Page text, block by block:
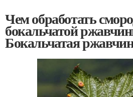
Чем обработать
бокальчатой
Бокальчатая